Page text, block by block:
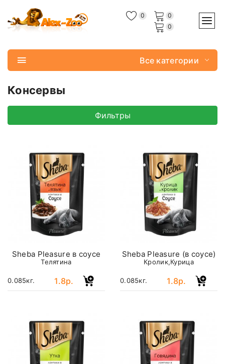
0
0
0
Все категории
Консервы
Фильтры
Sheba Pleasure в соусе
Телятина
0.085кг. 1.8р.
Sheba Pleasure (в соусе)
Кролик,Курица
0.085кг. 1.8р.